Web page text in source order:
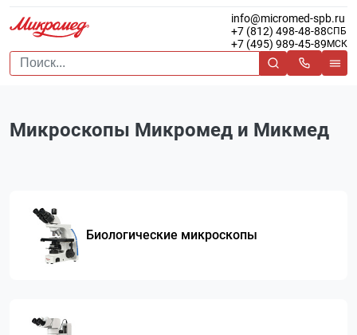
info@micromed-spb.ru
+7 (812) 498-48-88СПБ
+7 (495) 989-45-89 МСК
Микроскопы Микромед и Микмед
Биологические микроскопы